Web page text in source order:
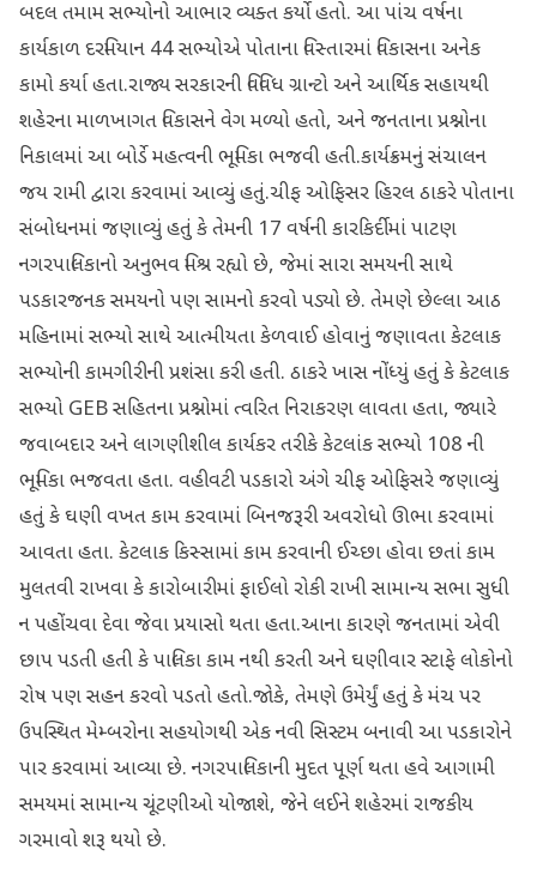
બદલ તમામ સભ્યોનો આભાર વ્યક્ત કર્યો હતો. આ પાંચ વર્ષના
કાર્યકાળ દરમિયાન 44 સભ્યોએ પોતાના વિસ્તારમાં વિકાસના અનેક
કામો કર્યા હતા.રાજ્ય સરકારની વિવિધ ગ્રાન્ટો અને આર્થિક સહાયથી
શહેરના માળખાગત વિકાસને વેગ મળ્યો હતો, અને જનતાના પ્રશ્નોના
નિકાલમાં આ બોર્ડે મહત્વની ભૂમિકા ભજવી હતી.કાર્યક્રમનું સંચાલન
જય રામી દ્વારા કરવામાં આવ્યું હતું.ચીફ ઓફિસર હિરલ ઠાકરે પોતાના
સંબોધનમાં જણાવ્યું હતું કે તેમની 17 વર્ષની કારકિર્દીમાં પાટણ
નગરપાલિકાનો અનુભવ મિશ્ર રહ્યો છે, જેમાં સારા સમયની સાથે
પડકારજનક સમયનો પણ સામનો કરવો પડ્યો છે. તેમણે છેલ્લા આઠ
મહિનામાં સભ્યો સાથે આત્મીયતા કેળવાઈ હોવાનું જણાવતા કેટલાક
સભ્યોની કામગીરીની પ્રશંસા કરી હતી. ઠાકરે ખાસ નોંધ્યું હતું કે કેટલાક
સભ્યો GEB સહિતના પ્રશ્નોમાં ત્વરિત નિરાકરણ લાવતા હતા, જ્યારે
જવાબદાર અને લાગણીશીલ કાર્યકર તરીકે કેટલાંક સભ્યો 108 ની
ભૂમિકા ભજવતા હતા. વહીવટી પડકારો અંગે ચીફ ઓફિસરે જણાવ્યું
હતું કે ઘણી વખત કામ કરવામાં બિનજરૂરી અવરોધો ઊભા કરવામાં
આવતા હતા. કેટલાક કિસ્સામાં કામ કરવાની ઈચ્છા હોવા છતાં કામ
મુલતવી રાખવા કે કારોબારીમાં ફાઈલો રોકી રાખી સામાન્ય સભા સુધી
ન પહોંચવા દેવા જેવા પ્રયાસો થતા હતા.આના કારણે જનતામાં એવી
છાપ પડતી હતી કે પાલિકા કામ નથી કરતી અને ઘણીવાર સ્ટાફે લોકોનો
રોષ પણ સહન કરવો પડતો હતો.જોકે, તેમણે ઉમેર્યું હતું કે મંચ પર
ઉપસ્થિત મેમ્બરોના સહયોગથી એક નવી સિસ્ટમ બનાવી આ પડકારોને
પાર કરવામાં આવ્યા છે. નગરપાલિકાની મુદત પૂર્ણ થતા હવે આગામી
સમયમાં સામાન્ય ચૂંટણીઓ યોજાશે, જેને લઈને શહેરમાં રાજકીય
ગરમાવો શરૂ થયો છે.